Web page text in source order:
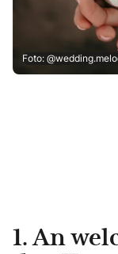
Foto:
1. An